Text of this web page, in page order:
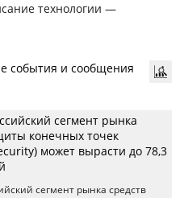
технологии —
события и сообщения
сегмент рынка
конечных точек
может вырасти до 78,3
сегмент рынка средств